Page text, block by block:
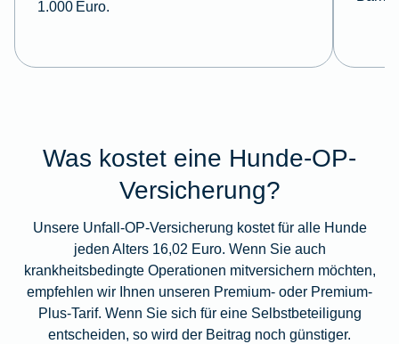
1.000 Euro.
Was kostet eine Hunde-OP-
Versicherung?
Unsere Unfall-OP-Versicherung kostet für alle Hunde
jeden Alters 16,02 Euro. Wenn Sie auch
krankheitsbedingte Operationen mitversichern möchten,
empfehlen wir Ihnen unseren Premium- oder Premium-
Plus-Tarif. Wenn Sie sich für eine Selbstbeteiligung
entscheiden, so wird der Beitrag noch günstiger.